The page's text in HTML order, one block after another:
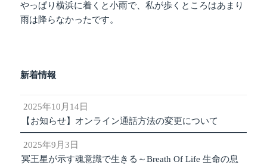
やっぱり横浜に着くと小雨で、私が歩くところはあまり
雨は降らなかったです。
新着情報
2025年10月14日
【お知らせ】オンライン通話方法の変更について
2025年9月3日
冥王星が示す魂意識で生きる～Breath Of Life 生命の息